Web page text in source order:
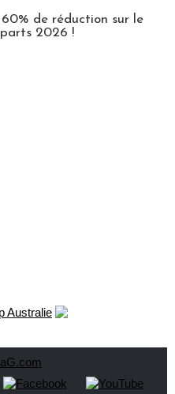
60% de réduction sur le
2026 !